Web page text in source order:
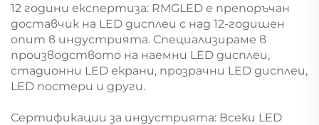
12 години експертиза: RMGLED е препоръчан
доставчик на LED дисплеи с над 12-годишен
опит в индустрията. Специализираме в
производството на наемни LED дисплеи,
стадионни LED екрани, прозрачни LED дисплеи,
LED постери и други.
Сертификации за индустрията: Всеки LED